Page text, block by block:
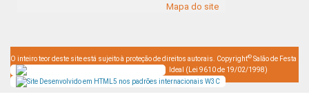
Mapa do site
O inteiro teor deste site está sujeito à proteção de direitos autorais. Copyright© Salão de Festa
Ideal (Lei 9610 de 19/02/1998)